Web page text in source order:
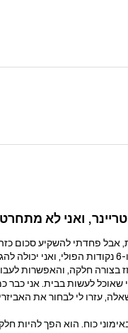
ואני לא
אבל פחדתי להשקיע סכום
חלקה, והאפשרות
לעשות בבית. אני כבר
עזרו לי לבחור את
כוח. הוא הפך להיות